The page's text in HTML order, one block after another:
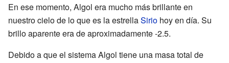
En ese momento, Algol era mucho más brillante en
nuestro cielo de lo que es la estrellaSirio hoy en día. Su
brillo aparente era de aproximadamente -2.5.
Debido a que el sistema Algol tiene una masa total de